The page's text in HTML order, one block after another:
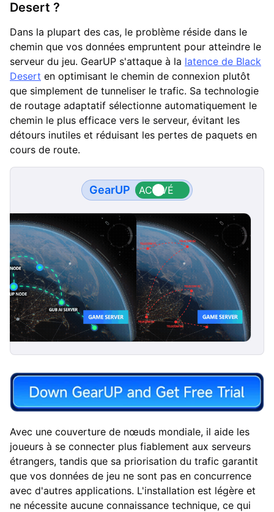
Desert ?
Dans la plupart des cas, le problème réside dans le
chemin que vos données empruntent pour atteindre le
serveur du jeu. GearUP s'attaque à la latence de Black
Desert en optimisant le chemin de connexion plutôt
que simplement de tunneliser le trafic. Sa technologie
de routage adaptatif sélectionne automatiquement le
chemin le plus efficace vers le serveur, évitant les
détours inutiles et réduisant les pertes de paquets en
cours de route.
GearUP
Avec une couverture de nœuds mondiale, il aide les
joueurs à se connecter plus fiablement aux serveurs
étrangers, tandis que sa priorisation du trafic garantit
que vos données de jeu ne sont pas en concurrence
avec d'autres applications. L'installation est légère et
ne nécessite aucune connaissance technique, ce qui